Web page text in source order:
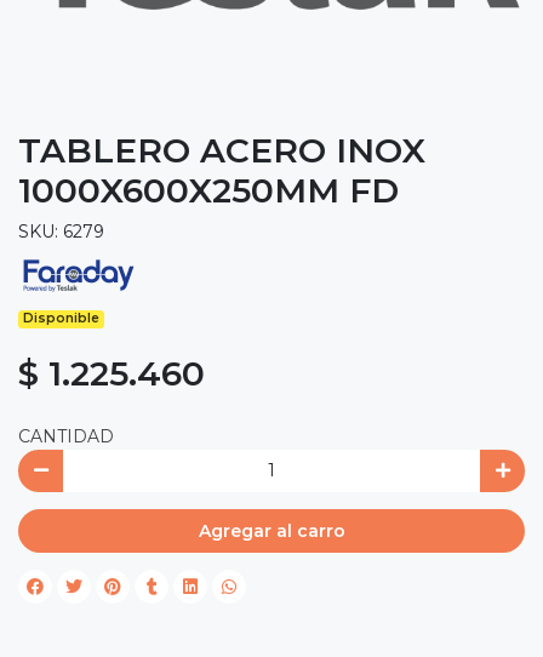
TABLERO ACERO INOX
1000X600X250MM FD
SKU: 6279
Disponible
$ 1.225.460
CANTIDAD
Agregar al carro